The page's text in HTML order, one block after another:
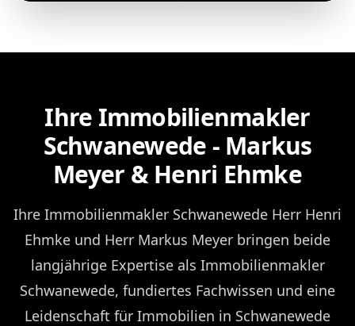
Ihre Immobilienmakler
Schwanewede - Markus
Meyer & Henri Ehmke
Ihre Immobilienmakler Schwanewede Herr Henri
Ehmke und Herr Markus Meyer bringen beide
langjährige Expertise als Immobilienmakler
Schwanewede, fundiertes Fachwissen und eine
Leidenschaft für Immobilien in Schwanewede